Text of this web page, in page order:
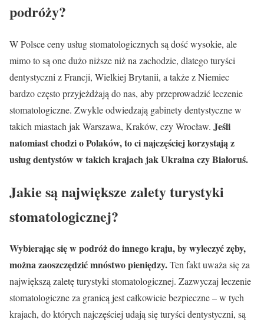
podróży?
W Polsce ceny usług stomatologicznych są dość wysokie, ale
mimo to są one dużo niższe niż na zachodzie, dlatego turyści
dentystyczni z Francji, Wielkiej Brytanii, a także z Niemiec
bardzo często przyjeżdżają do nas, aby przeprowadzić leczenie
stomatologiczne. Zwykle odwiedzają gabinety dentystyczne w
takich miastach jak Warszawa, Kraków, czy Wrocław. Jeśli
natomiast chodzi o Polaków, to ci najczęściej korzystają z
usług dentystów w takich krajach jak Ukraina czy Białoruś.
Jakie są największe zalety turystyki
stomatologicznej?
Wybierając się w podróż do innego kraju, by wyleczyć zęby,
można zaoszczędzić mnóstwo pieniędzy.Ten fakt uważa się za
największą zaletę turystyki stomatologicznej. Zazwyczaj leczenie
stomatologiczne za granicą jest całkowicie bezpieczne – w tych
krajach, do których najczęściej udają się turyści dentystyczni, są